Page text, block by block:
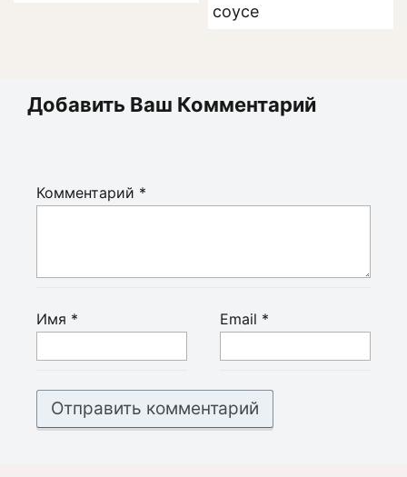
соусе
Добавить Ваш Комментарий
Комментарий *
Имя * Email *